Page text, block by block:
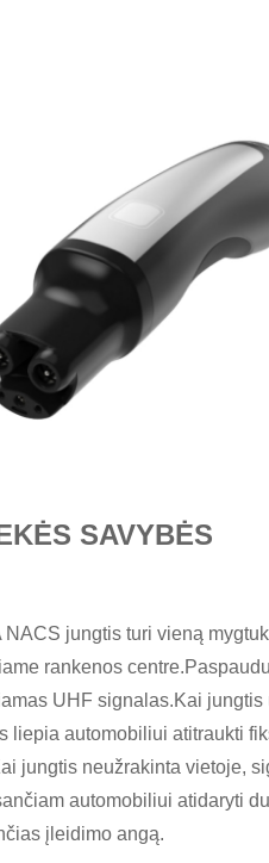
SAVYBĖS
NACS jungtis turi vieną
rankenos
UHF signalas.Kai jungtis
liepia automobiliui atitraukti
jungtis neužrakinta vietoje,
automobiliui atidaryti
įleidimo angą.